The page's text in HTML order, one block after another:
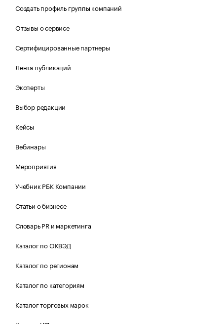
Создать профиль группы компаний
Отзывы о сервисе
Сертифицированные партнеры
Лента публикаций
Эксперты
Выбор редакции
Кейсы
Вебинары
Мероприятия
Учебник РБК Компании
Статьи о бизнесе
Словарь PR и маркетинга
Каталог по ОКВЭД
Каталог по регионам
Каталог по категориям
Каталог торговых марок